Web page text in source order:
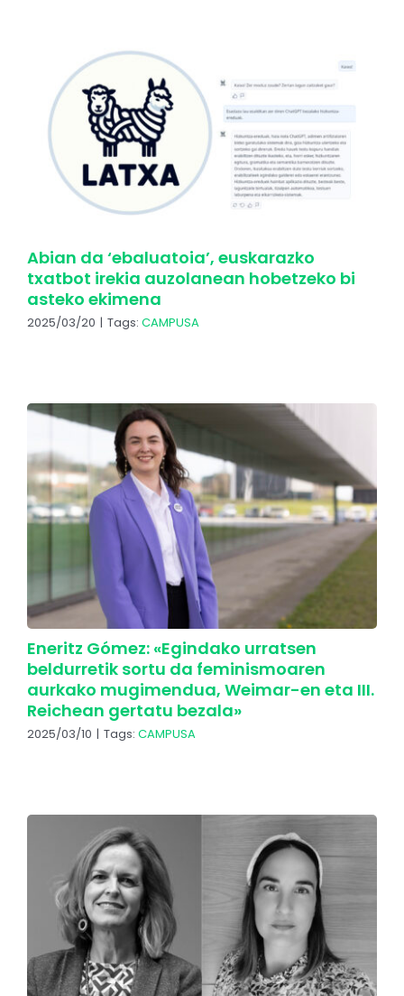
Abian da ‘ebaluatoia’, euskarazko
txatbot irekia auzolanean hobetzeko bi
asteko ekimena
2025/03/20 | Tags: CAMPUSA
Eneritz Gómez: «Egindako urratsen
beldurretik sortu da feminismoaren
aurkako mugimendua, Weimar-en eta III.
Reichean gertatu bezala»
2025/03/10 | Tags: CAMPUSA